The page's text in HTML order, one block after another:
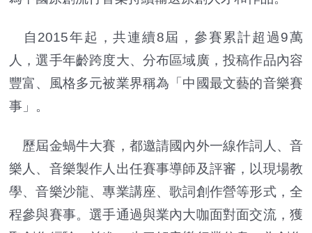
自2015年起，共連續8屆，參賽累計超過9萬
人，選手年齡跨度大、分布區域廣，投稿作品內容
豐富、風格多元被業界稱為「中國最文藝的音樂賽
事」。
歷屆金蝸牛大賽，都邀請國內外一線作詞人、音
樂人、音樂製作人出任賽事導師及評審，以現場教
學、音樂沙龍、專業講座、歌詞創作營等形式，全
程參與賽事。選手通過與業內大咖面對面交流，獲